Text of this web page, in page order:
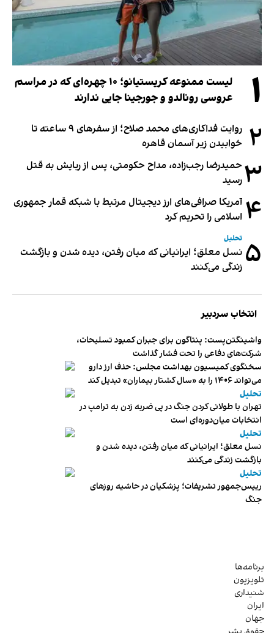
۱
لیست ممنوعه کریستیانو؛ ۱۰ چهره‌ای که در مراسم
عروسی رونالدو و جورجینا جایی ندارند
۲
روایت فداکاری‌های محمد صلاح؛ از سفرهای ۹ ساعته تا
خوابیدن زیر آسمان قاهره
۳ حمیدرضا رجب‌زاده، مداح حکومتی، پس از ربایش به قتل
رسید
۴ آمریکا صرافی‌های ارز دیجیتال مرتبط با شبکه قمار جمهوری
اسلامی را تحریم کرد
۵ تحلیل
نسل معلق؛ ایرانیانی که میان رفتن، دیده شدن و بازگشت
زندگی می‌کنند
انتخاب سردبیر
واشینگتن‌پست: پنتاگون برای جبران کمبود تسلیحات،
شرکت‌های دفاعی را تحت فشار گذاشت
سخنگوی کمیسیون بهداشت مجلس: حذف ارز دارو
می‌تواند ۱۴۰۶ را به «سال کشتار بیماران» تبدیل کند
تحلیل
تهران با طولانی کردن جنگ در پی ضربه زدن به ترامپ در
انتخابات میان‌دوره‌ای است
تحلیل
نسل معلق؛ ایرانیانی که میان رفتن، دیده شدن و
بازگشت زندگی می‌کنند
تحلیل
رییس‌جمهور تشریفات؛ پزشکیان در حاشیه روزهای
جنگ
برنامه‌ها
تلویزیون
شنیداری
ایران
جهان